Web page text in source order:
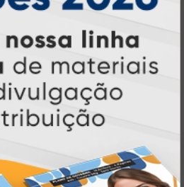
e Inovação em
comográfica online,
demanda e web to printse
aAtual Card já estava
o mercado gráfico.
e seguimosinovando
, investindo emtecnologia
e impressão
para ofereceragilidade,
inteligentesque